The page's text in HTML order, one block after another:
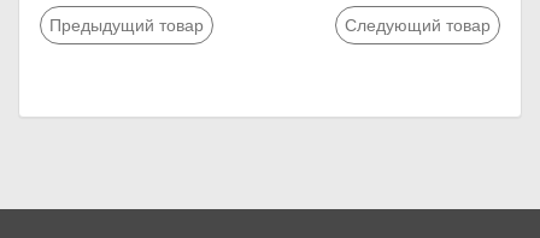
Предыдущий товар Следующий товар